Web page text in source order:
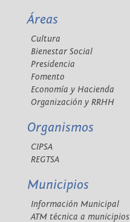
Áreas
Cultura
Bienestar Social
Presidencia
Fomento
Economía y Hacienda
Organización y RRHH
Organismos
CIPSA
REGTSA
Municipios
Información Municipal
ATM técnica a municipios